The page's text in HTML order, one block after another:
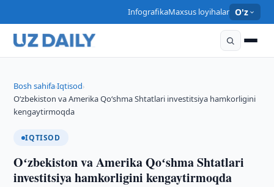
InfografikaMaxsus loyihalar O'z
Bosh sahifa›Iqtisod›
Oʻzbekiston va Amerika Qoʻshma Shtatlari investitsiya hamkorligini
kengaytirmoqda
IQTISOD
Oʻzbekiston va Amerika Qoʻshma Shtatlari
investitsiya hamkorligini kengaytirmoqda